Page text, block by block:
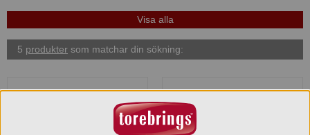
5 produkter som matchar din sökning: